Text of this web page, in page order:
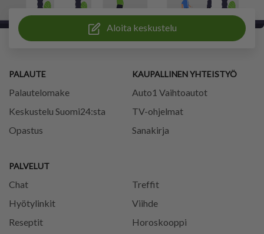
Aloita keskustelu
PALAUTE
Palautelomake
Keskustelu Suomi24:sta
Opastus
PALVELUT
Chat
Treffit
Hyötylinkit
Viihde
Reseptit
Horoskooppi
KAUPALLINEN YHTEISTYÖ
Auto1 Vaihtoautot
TV-ohjelmat
Sanakirja